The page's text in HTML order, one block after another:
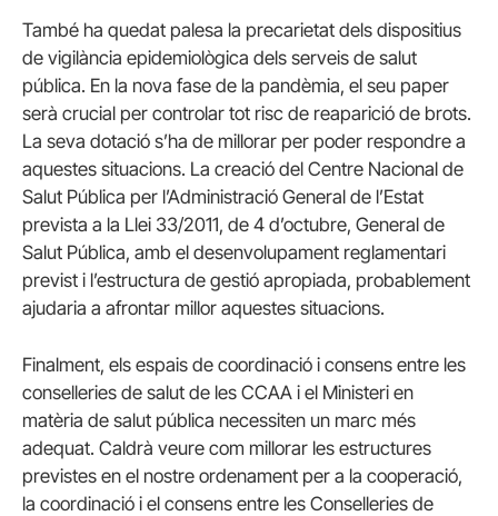
També ha quedat palesa la precarietat dels dispositius
de vigilància epidemiològica dels serveis de salut
pública. En la nova fase de la pandèmia, el seu paper
serà crucial per controlar tot risc de reaparició de brots.
La seva dotació s’ha de millorar per poder respondre a
aquestes situacions. La creació del Centre Nacional de
Salut Pública per l’Administració General de l’Estat
prevista a la Llei 33/2011, de 4 d’octubre, General de
Salut Pública, amb el desenvolupament reglamentari
previst i l’estructura de gestió apropiada, probablement
ajudaria a afrontar millor aquestes situacions.
Finalment, els espais de coordinació i consens entre les
conselleries de salut de les CCAA i el Ministeri en
matèria de salut pública necessiten un marc més
adequat. Caldrà veure com millorar les estructures
previstes en el nostre ordenament per a la cooperació,
la coordinació i el consens entre les Conselleries de